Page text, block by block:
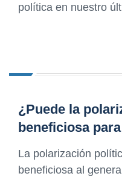
política en nuestro
¿Puede la
beneficiosa
La polarización
beneficiosa al